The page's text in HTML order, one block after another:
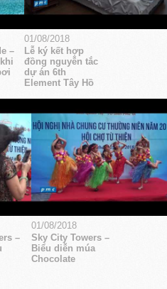
–
01/08/2018
Lễ ký kết hợp
đồng nguyễn tắc
dự án 6th
Element Tây Hồ
–
01/08/2018
Sky City Towers –
Biểu diễn múa
Chocolate